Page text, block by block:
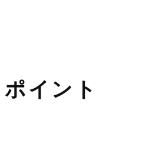
イント